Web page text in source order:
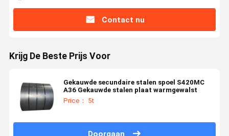
Contact nu
Krijg De Beste Prijs Voor
Gekauwde secundaire stalen spoel S420MC
A36 Gekauwde stalen plaat warmgewalst
Price： 5t
Doorgaan